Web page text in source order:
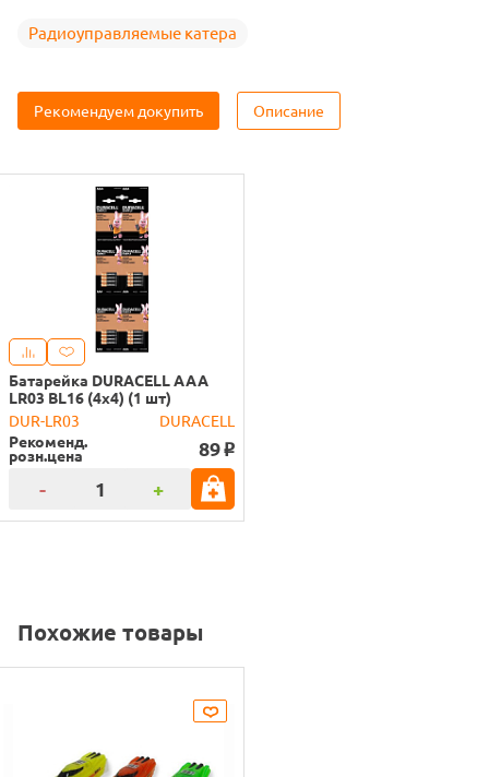
Радиоуправляемые катера
Рекомендуем докупить Описание
Батарейка DURACELL AAA
LR03 BL16 (4x4) (1 шт)
DUR-LR03
DURACELL
Рекоменд.
розн.цена 89 o
- +
Похожие товары